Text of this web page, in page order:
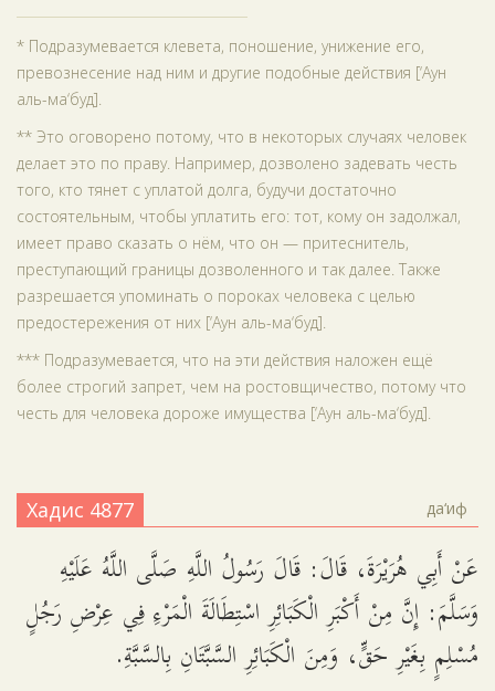
* Подразумевается клевета, поношение, унижение его,
превознесение над ним и другие подобные действия [‘Аун
аль-ма‘буд].
** Это оговорено потому, что в некоторых случаях человек
делает это по праву. Например, дозволено задевать честь
того, кто тянет с уплатой долга, будучи достаточно
состоятельным, чтобы уплатить его: тот, кому он задолжал,
имеет право сказать о нём, что он — притеснитель,
преступающий границы дозволенного и так далее. Также
разрешается упоминать о пороках человека с целью
предостережения от них [‘Аун аль-ма‘буд].
*** Подразумевается, что на эти действия наложен ещё
более строгий запрет, чем на ростовщичество, потому что
честь для человека дороже имущества [‘Аун аль-ма‘буд].
Хадис 4877 да‘иф
عَنْ أَبِي هُرَيْرَةَ، قَالَ: قَالَ رَسُولُ اللَّهِ صَلَّى اللَّهُ عَلَيْهِ
وَسَلَّمَ: إِنَّ مِنْ أَكْبَرِ الْكَبَائِرِ اسْتِطَالَةَ الْمَرْءِ فِي عِرْضِ رَجُلٍ
مُسْلِمٍ بِغَيْرِ حَقٍّ، وَمِنَ الْكَبَائِرِ السَّبَّتَانِ بِالسَّبَّةِ.